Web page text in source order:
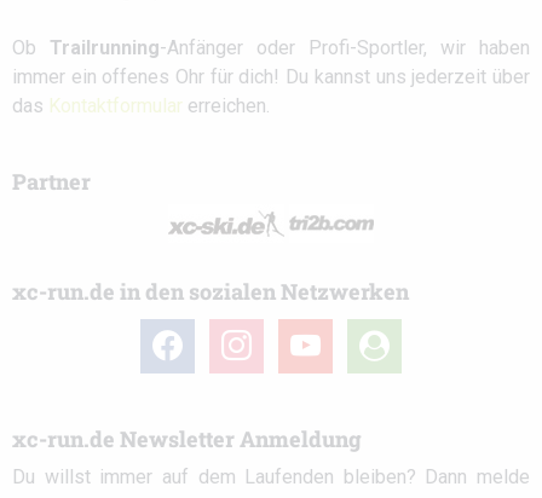
Ob Trailrunning-Anfänger oder Profi-Sportler, wir haben
immer ein offenes Ohr für dich! Du kannst uns jederzeit über
das Kontaktformular erreichen.
Partner
xc-run.de in den sozialen Netzwerken
facebook instagramyoutube
user-
circle
xc-run.de Newsletter Anmeldung
Du willst immer auf dem Laufenden bleiben? Dann melde